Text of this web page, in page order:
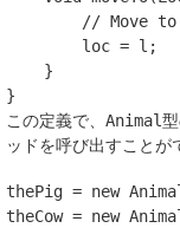
// Move
loc = l ;
}
}
この定義で、 Animal
ッドを呼び出すことが
thePig = new
theCow = new